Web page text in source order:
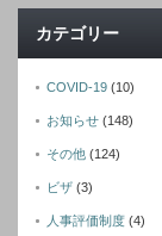
カテゴリー
COVID-19 (10)
お知らせ (148)
その他 (124)
ビザ (3)
人事評価制度 (4)